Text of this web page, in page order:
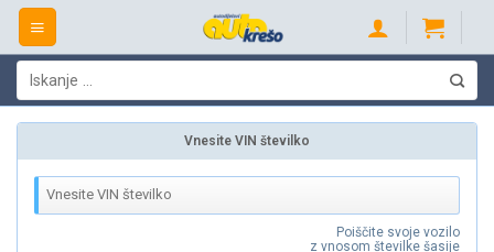
Skip
content
Išči:
Vnesite VIN številko
Poiščite svoje vozilo
z vnosom številke šasije